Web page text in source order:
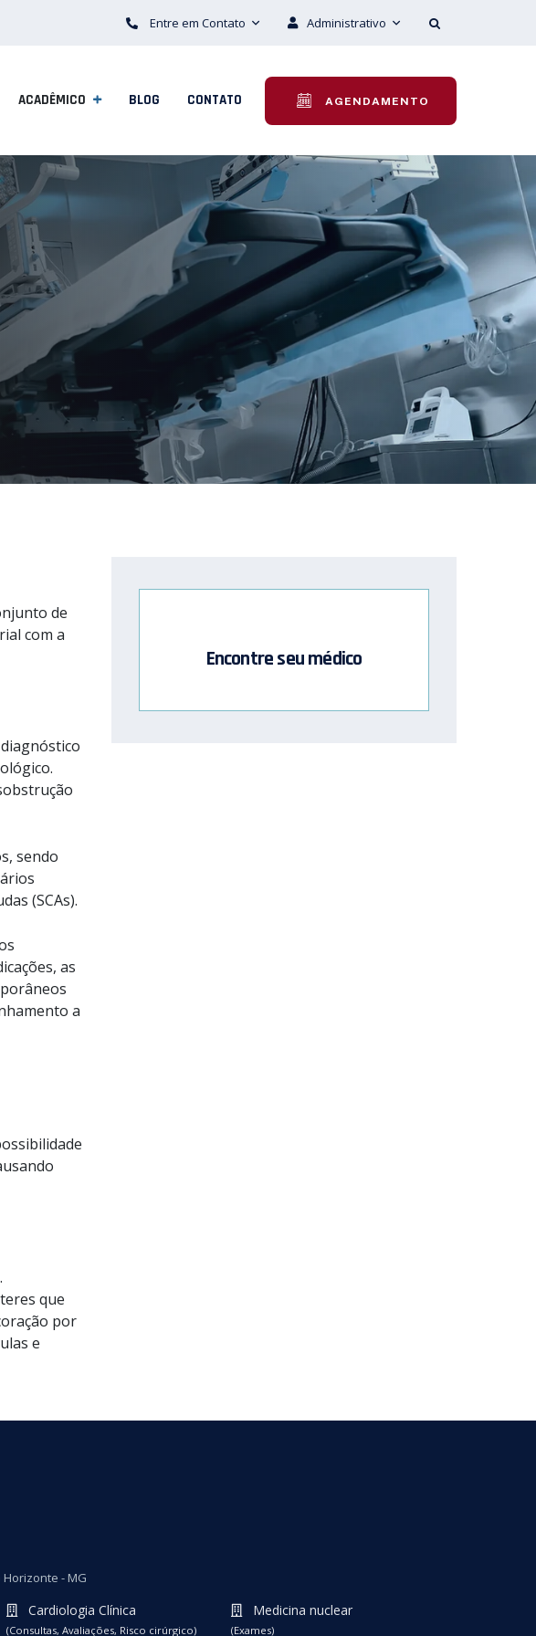
Entre em Contato Administrativo
ACADÊMICO BLOG CONTATO AGENDAMENTO
de
com a
sendo
(SCAs).
as
a
que
por
e
Encontre seu médico
Horizonte - MG
Cardiologia Clínica
(Consultas, Avaliações, Risco cirúrgico)
Medicina nuclear
(Exames)